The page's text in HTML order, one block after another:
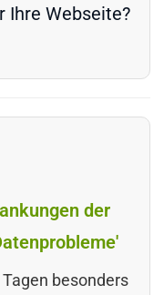
Ihre Webseite?
der
besonders